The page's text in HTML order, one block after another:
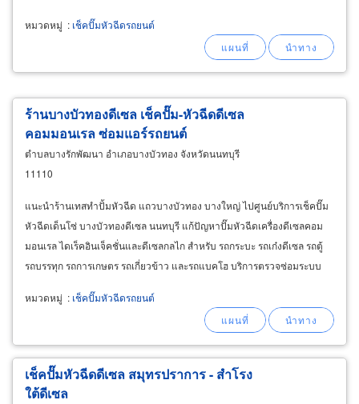
หมวดหมู่ : เช็คปั๊มหัวฉีดรถยนต์
ร้านบางบัวทองดีเซล เช็คปั๊ม-หัวฉีดดีเซล
คอมมอนเรล ซ่อมแอร์รถยนต์
ตำบลบางรักพัฒนา อำเภอบางบัวทอง จังหวัดนนทบุรี
11110
แนะนำร้านเทสทำปั้มหัวฉีด แถวบางบัวทอง บางใหญ่ ไปศูนย์บริการเช็คปั๊ม
หัวฉีดเด็นโซ่ บางบัวทองดีเซล นนทบุรี แก้ปัญหาปั๊มหัวฉีดเครื่องดีเซลคอม
มอนเรล ไดเร็คอินเจ็คชั่นและดีเซลกลไก สำหรับ รถกระบะ รถเก๋งดีเซล รถตู้
รถบรรทุก รถการเกษตร รถเกี่ยวข้าว และรถแบคโฮ บริการตรวจซ่อมระบบ
หมวดหมู่ : เช็คปั๊มหัวฉีดรถยนต์
เช็คปั๊มหัวฉีดดีเซล สมุทรปราการ - สำโรง
ใต้ดีเซล